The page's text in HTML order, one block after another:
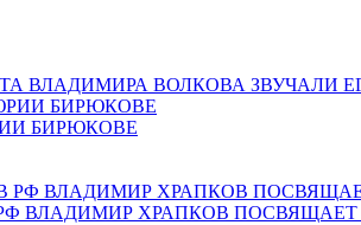
ВЛАДИМИРА ВОЛКОВА ЗВУЧАЛИ
БИРЮКОВЕ
ВЛАДИМИР ХРАПКОВ